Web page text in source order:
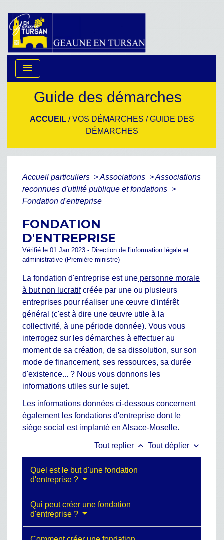
menu
Guide des démarches
ACCUEIL/VOS DÉMARCHES /GUIDE DES
DÉMARCHES
Accueil particuliers >Associations >Associations
reconnues d'utilité publique et fondations >
Fondation d'entreprise
FONDATION
D'ENTREPRISE
Vérifié le 01 Jan 2023 - Direction de l'information légale et
administrative (Première ministre)
La fondation d'entreprise est une personne morale
à but non lucratifcréée par une ou plusieurs
entreprises pour réaliser une œuvre d'intérêt
général (c'est à dire une œuvre utile à la
collectivité, à une période donnée). Vous vous
interrogez sur les démarches à effectuer au
moment de sa création, de sa dissolution, sur son
mode de financement, ses ressources, sa durée
d'existence... ? Nous vous donnons les
informations utiles sur le sujet.
Les informations données ci-dessous concernent
également les fondations d'entreprise dont le
siège social est implanté en Alsace-Moselle.
Tout replier keyboard_arrow_up Tout déplier keyboard_arrow_down
Quel est le but d'une fondation
d'entreprise ?
Qui peut créer une fondation
d'entreprise ?